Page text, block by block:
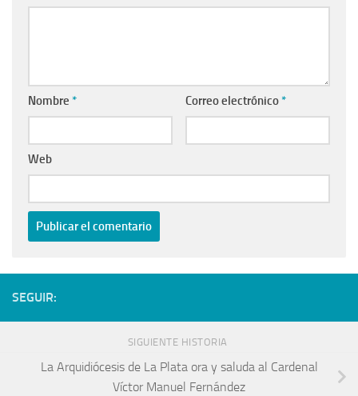
Nombre * Correo electrónico *
Web
SEGUIR:
SIGUIENTE HISTORIA
La Arquidiócesis de La Plata ora y saluda al Cardenal
Víctor Manuel Fernández